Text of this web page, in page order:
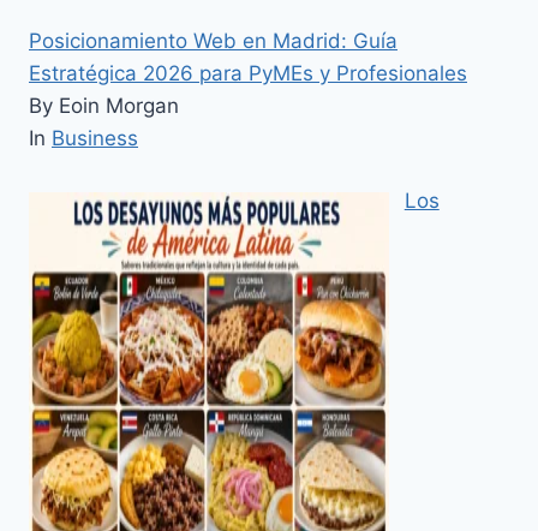
Posicionamiento Web en Madrid: Guía
Estratégica 2026 para PyMEs y Profesionales
By Eoin Morgan
In Business
Los